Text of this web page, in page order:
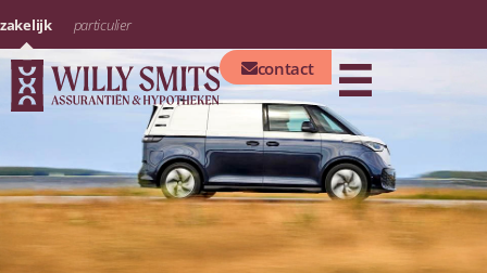
zakelijk particulier
contact